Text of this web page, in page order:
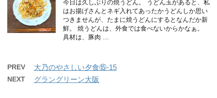
今日は久しぶりの焼うどん。 うどん玉があると、私
はお揚げさんとネギ入れてあったかうどんしか思い
つきませんが、たまに焼うどんにするとなんだか新
鮮。 焼うどんは、外食では食べないからかなぁ。
具材は、豚肉 …
PREV 大乃のやさしい夕食⑮-15
NEXT グラングリーン大阪